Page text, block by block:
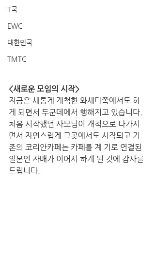
T국
EWC
대한민국
TMTC
<새로운 모임의 시작>
지금은 새롭게 개척한 와세다쪽에서도 하
게 되면서 두군데에서 행해지고 있습니다.
처음 시작했던 사모님이 개척으로 나가시
면서 자연스럽게 그곳에서도 시작되고 기
존의 코리안카페는 카페를 계 기로 연결된
일본인 자매가 이어서 하게 된 것에 감사를
드립니다.